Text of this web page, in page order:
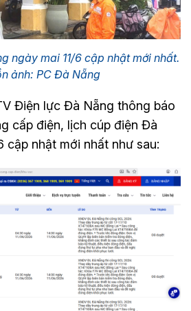
ngày mai 11/6 cập nhật mới nhất.
ảnh: PC Đà Nẵng
Điện lực Đà Nẵng thông báo
cấp điện, lịch cúp điện Đà
cập nhật mới nhất như sau: